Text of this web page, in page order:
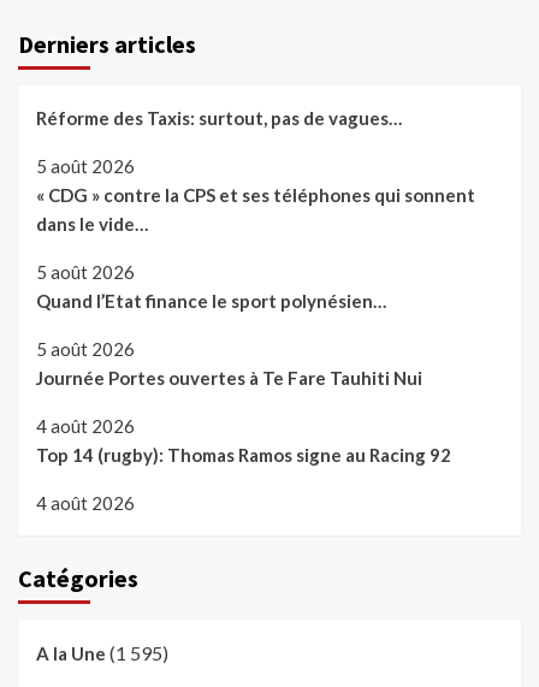
Derniers articles
Réforme des Taxis: surtout, pas de vagues…
5 août 2026
« CDG » contre la CPS et ses téléphones qui sonnent
dans le vide…
5 août 2026
Quand l’Etat finance le sport polynésien…
5 août 2026
Journée Portes ouvertes à Te Fare Tauhiti Nui
4 août 2026
Top 14 (rugby): Thomas Ramos signe au Racing 92
4 août 2026
Catégories
A la Une (1 595)